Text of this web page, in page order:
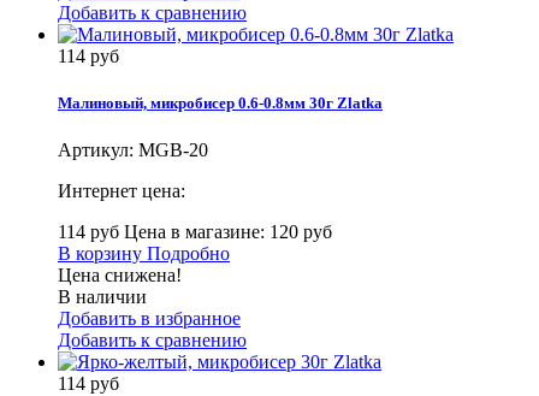
Добавить к сравнению
114 руб
Малиновый, микробисер 0.6-0.8мм 30г Zlatka
Артикул: MGB-20
Интернет цена:
114 руб Цена в магазине: 120 руб
В корзину Подробно
Цена снижена!
В наличии
Добавить в избранное
Добавить к сравнению
114 руб